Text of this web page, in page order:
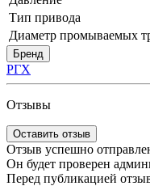
Тип привода
Диаметр промываемых
Бренд
РГХ
Отзывы
Оставить отзыв
Отзыв успешно
Он будет проверен
Перед публикацией